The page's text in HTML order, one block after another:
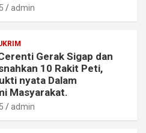
admin
Gerak Sigap dan
10 Rakit Peti,
nyata Dalam
Masyarakat.
admin